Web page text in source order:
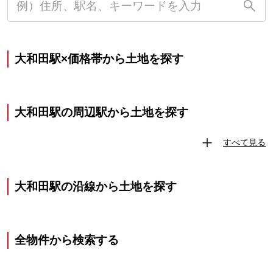
大和田駅×価格帯から土地を探す
大和田駅の周辺駅から土地を探す
すべて見る
大和田駅の沿線から土地を探す
全物件から検索する